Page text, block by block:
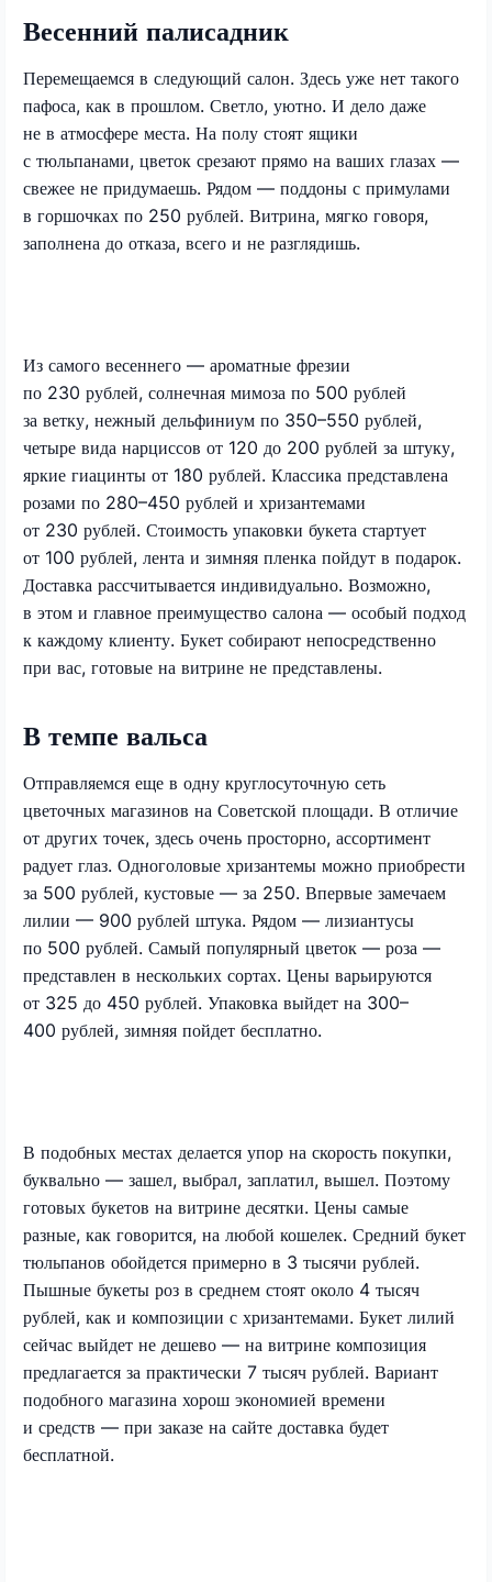
Весенний палисадник
Перемещаемся в следующий салон. Здесь уже нет такого
пафоса, как в прошлом. Светло, уютно. И дело даже
не в атмосфере места. На полу стоят ящики
с тюльпанами, цветок срезают прямо на ваших глазах —
свежее не придумаешь. Рядом — поддоны с примулами
в горшочках по 250 рублей. Витрина, мягко говоря,
заполнена до отказа, всего и не разглядишь.
Из самого весеннего — ароматные фрезии
по 230 рублей, солнечная мимоза по 500 рублей
за ветку, нежный дельфиниум по 350–550 рублей,
четыре вида нарциссов от 120 до 200 рублей за штуку,
яркие гиацинты от 180 рублей. Классика представлена
розами по 280–450 рублей и хризантемами
от 230 рублей. Стоимость упаковки букета стартует
от 100 рублей, лента и зимняя пленка пойдут в подарок.
Доставка рассчитывается индивидуально. Возможно,
в этом и главное преимущество салона — особый подход
к каждому клиенту. Букет собирают непосредственно
при вас, готовые на витрине не представлены.
В темпе вальса
Отправляемся еще в одну круглосуточную сеть
цветочных магазинов на Советской площади. В отличие
от других точек, здесь очень просторно, ассортимент
радует глаз. Одноголовые хризантемы можно приобрести
за 500 рублей, кустовые — за 250. Впервые замечаем
лилии — 900 рублей штука. Рядом — лизиантусы
по 500 рублей. Самый популярный цветок — роза —
представлен в нескольких сортах. Цены варьируются
от 325 до 450 рублей. Упаковка выйдет на 300–
400 рублей, зимняя пойдет бесплатно.
В подобных местах делается упор на скорость покупки,
буквально — зашел, выбрал, заплатил, вышел. Поэтому
готовых букетов на витрине десятки. Цены самые
разные, как говорится, на любой кошелек. Средний букет
тюльпанов обойдется примерно в 3 тысячи рублей.
Пышные букеты роз в среднем стоят около 4 тысяч
рублей, как и композиции с хризантемами. Букет лилий
сейчас выйдет не дешево — на витрине композиция
предлагается за практически 7 тысяч рублей. Вариант
подобного магазина хорош экономией времени
и средств — при заказе на сайте доставка будет
бесплатной.